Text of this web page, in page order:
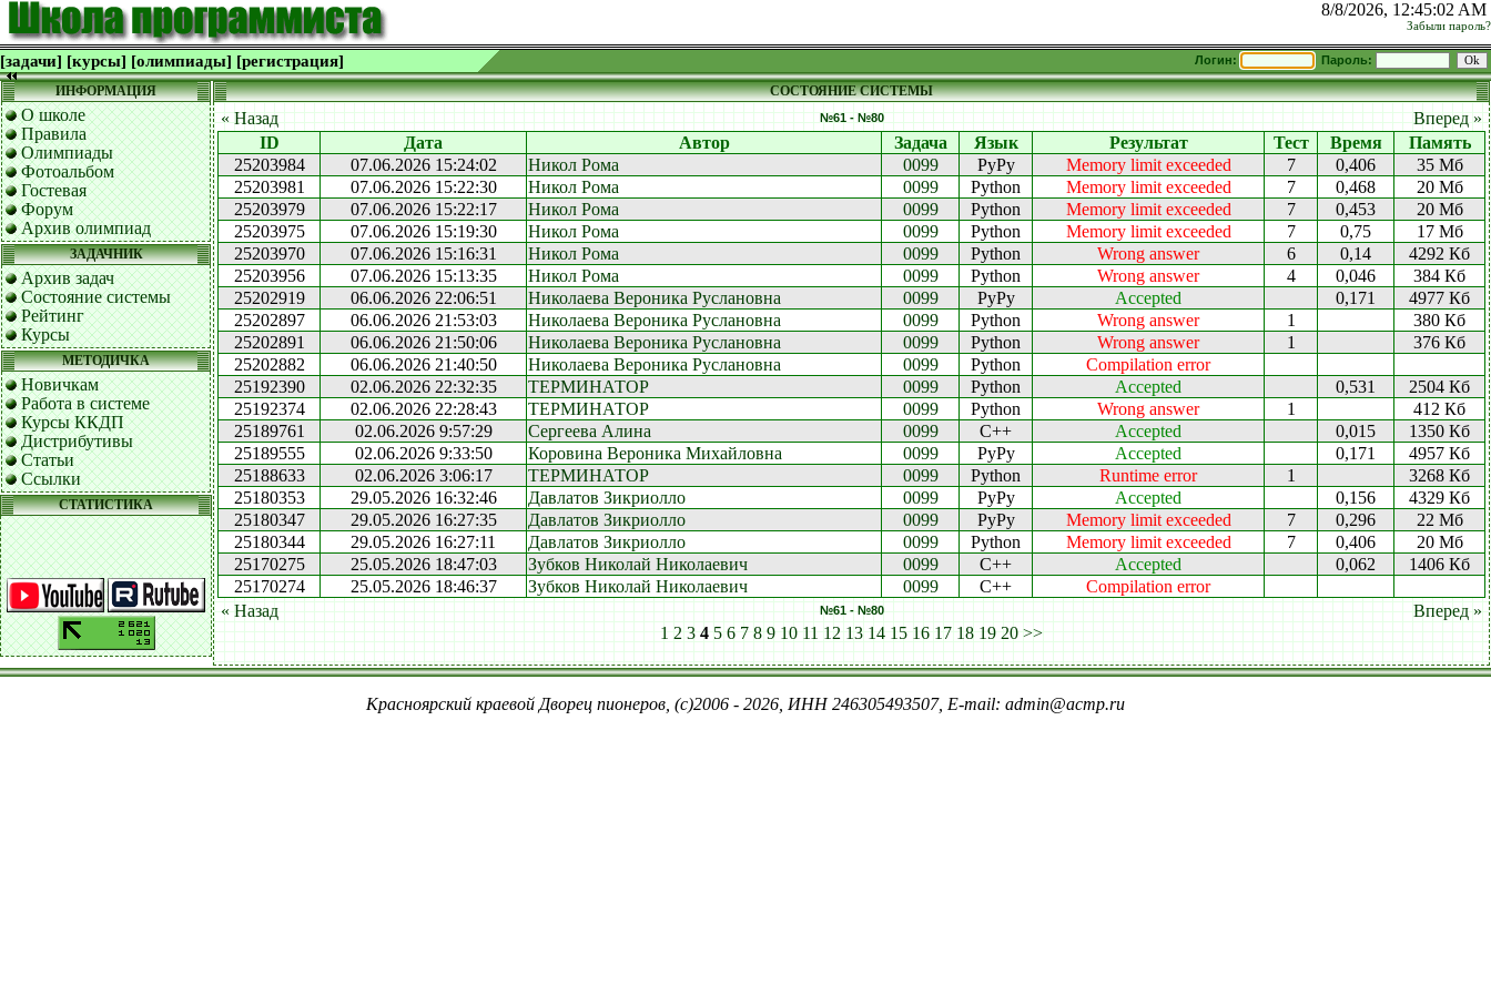
8/8/2026, 12:45:02 AM
Забыли пароль?
[задачи] [курсы] [олимпиады] [регистрация] Логин: Пароль:
ИНФОРМАЦИЯ
О школе
Правила
Олимпиады
Фотоальбом
Гостевая
Форум
Архив олимпиад
ЗАДАЧНИК
Архив задач
Состояние системы
Рейтинг
Курсы
МЕТОДИЧКА
Новичкам
Работа в системе
Курсы ККДП
Дистрибутивы
Статьи
Ссылки
СТАТИСТИКА
СОСТОЯНИЕ СИСТЕМЫ
« Назад №61 - №80
Вперед »
ID
Дата Автор Задача Язык Результат Тест Время
Память
25203984
07.06.2026 15:24:02 Никол Рома 0099 PyPy Memory limit exceeded 7 0,406
35 Мб
25203981
07.06.2026 15:22:30 Никол Рома 0099 Python Memory limit exceeded 7 0,468
20 Мб
25203979
07.06.2026 15:22:17 Никол Рома 0099 Python Memory limit exceeded 7 0,453
20 Мб
25203975
07.06.2026 15:19:30 Никол Рома 0099 Python Memory limit exceeded 7 0,75
17 Мб
25203970
07.06.2026 15:16:31 Никол Рома 0099 Python Wrong answer 6 0,14
4292 Кб
25203956
07.06.2026 15:13:35 Никол Рома 0099 Python Wrong answer 4 0,046
384 Кб
25202919
06.06.2026 22:06:51 Николаева Вероника Руслановна 0099 PyPy Accepted 0,171
4977 Кб
25202897
06.06.2026 21:53:03 Николаева Вероника Руслановна 0099 Python Wrong answer 1
380 Кб
25202891
06.06.2026 21:50:06 Николаева Вероника Руслановна 0099 Python Wrong answer 1
376 Кб
25202882
06.06.2026 21:40:50 Николаева Вероника Руслановна 0099 Python
Compilation error
25192390
02.06.2026 22:32:35 ТЕРМИНАТОР 0099 Python Accepted 0,531
2504 Кб
25192374
02.06.2026 22:28:43 ТЕРМИНАТОР 0099 Python Wrong answer 1
412 Кб
25189761
02.06.2026 9:57:29 Сергеева Алина 0099 C++ Accepted 0,015
1350 Кб
25189555
02.06.2026 9:33:50 Коровина Вероника Михайловна 0099 PyPy Accepted 0,171
4957 Кб
25188633
02.06.2026 3:06:17 ТЕРМИНАТОР 0099 Python Runtime error 1
3268 Кб
25180353
29.05.2026 16:32:46 Давлатов Зикриолло 0099 PyPy Accepted 0,156
4329 Кб
25180347
29.05.2026 16:27:35 Давлатов Зикриолло 0099 PyPy Memory limit exceeded 7 0,296
22 Мб
25180344
29.05.2026 16:27:11 Давлатов Зикриолло 0099 Python Memory limit exceeded 7 0,406
20 Мб
25170275
25.05.2026 18:47:03 Зубков Николай Николаевич 0099 C++ Accepted 0,062
1406 Кб
25170274
25.05.2026 18:46:37 Зубков Николай Николаевич 0099 C++
Compilation error
« Назад
№61 - №80
Вперед »
1 2 3 4 5 6 7 8 9 10 11 12 13 14 15 16 17 18 19 20 >>
Красноярский краевой Дворец пионеров, (c)2006 - 2026, ИНН 246305493507, E-mail: admin@acmp.ru